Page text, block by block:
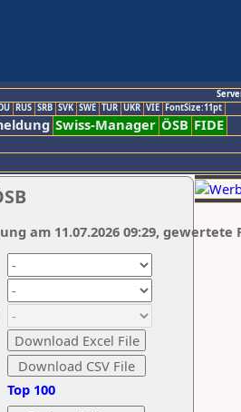
RUS SRB SVK SWE TUR UKR VIE FontSize:11pt
Swiss-Manager ÖSB FIDE
Top 100
am 11.07.2026 09:29, gewertete